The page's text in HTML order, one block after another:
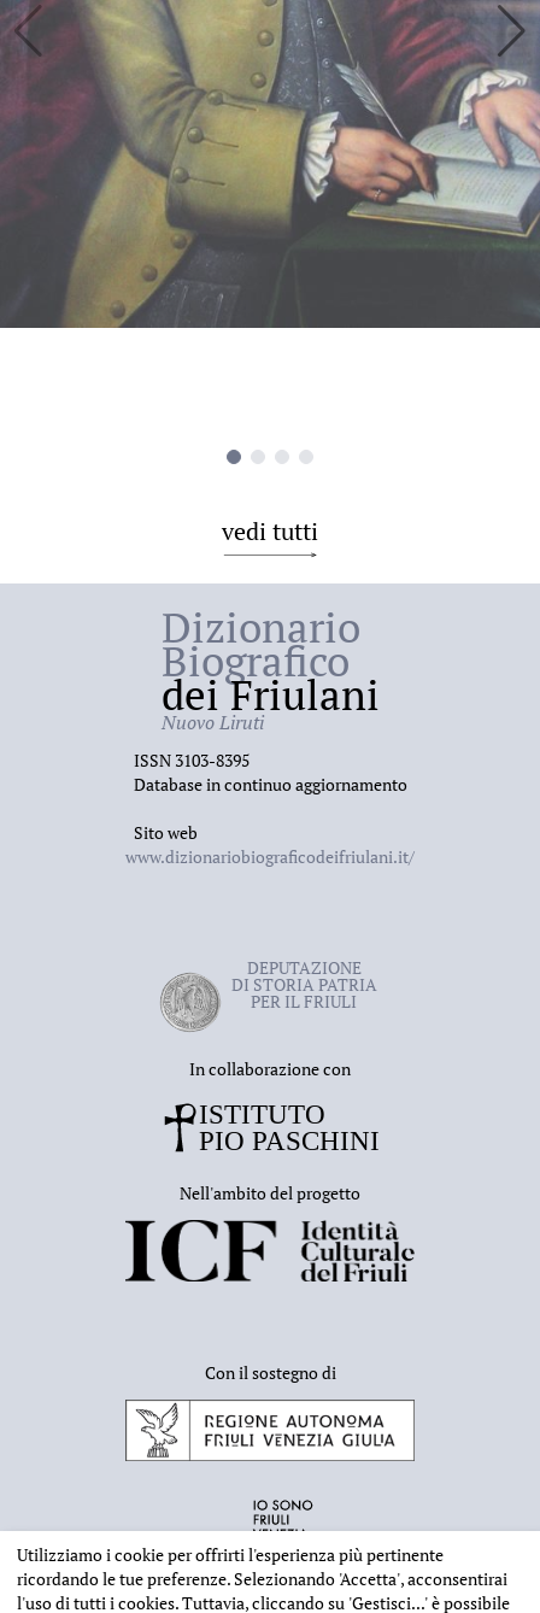
vedi tutti
Dizionario
Biografico
dei Friulani
Nuovo Liruti
ISSN 3103-8395
Database in continuo aggiornamento
Sito web
www.dizionariobiograficodeifriulani.it/
DEPUTAZIONE
DI STORIA PATRIA
PER IL FRIULI
In collaborazione con
Nell'ambito del progetto
Con il sostegno di
Utilizziamo i cookie per offrirti l'esperienza più pertinente
ricordando le tue preferenze. Selezionando 'Accetta', acconsentirai
l'uso di tutti i cookies. Tuttavia, cliccando su 'Gestisci...'è possibile